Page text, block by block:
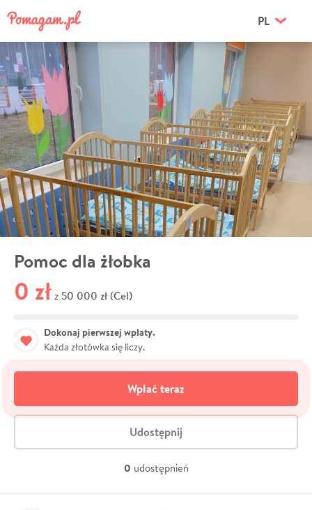
PL
Pomoc dla żłobka
0 zł z 50 000 zł (Cel)
Dokonaj pierwszej wpłaty.
Każda złotówka się liczy.
Wpłać teraz
Udostępnij
0 udostępnień